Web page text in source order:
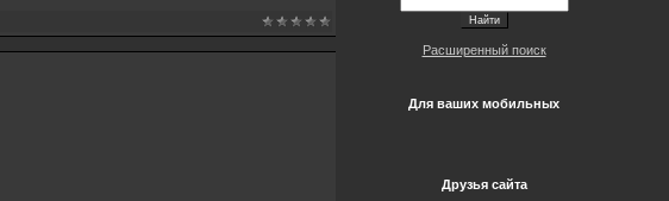
Расширенный поиск
Для ваших мобильных
Друзья сайта